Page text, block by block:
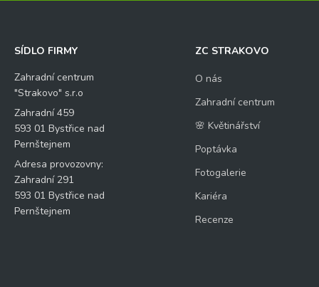
SÍDLO FIRMY
Zahradní centrum
"Strakovo" s.r.o
Zahradní 459
593 01 Bystřice nad
Pernštejnem
Adresa provozovny:
Zahradní 291
593 01 Bystřice nad
Pernštejnem
ZC STRAKOVO
O nás
Zahradní centrum
🌸 Květinářství
Poptávka
Fotogalerie
Kariéra
Recenze